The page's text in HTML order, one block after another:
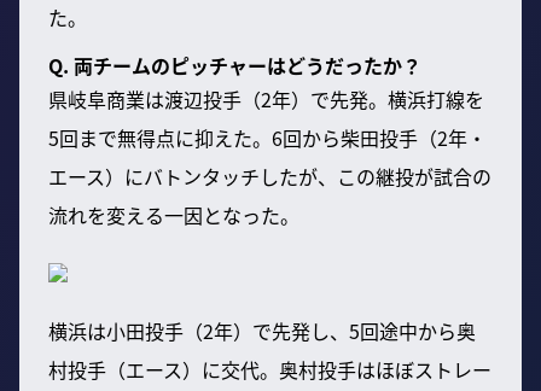
た。
Q. 両チームのピッチャーはどうだったか？
県岐阜商業は渡辺投手（2年）で先発。横浜打線を
5回まで無得点に抑えた。6回から柴田投手（2年・
エース）にバトンタッチしたが、この継投が試合の
流れを変える一因となった。
横浜は小田投手（2年）で先発し、5回途中から奥
村投手（エース）に交代。奥村投手はほぼストレー